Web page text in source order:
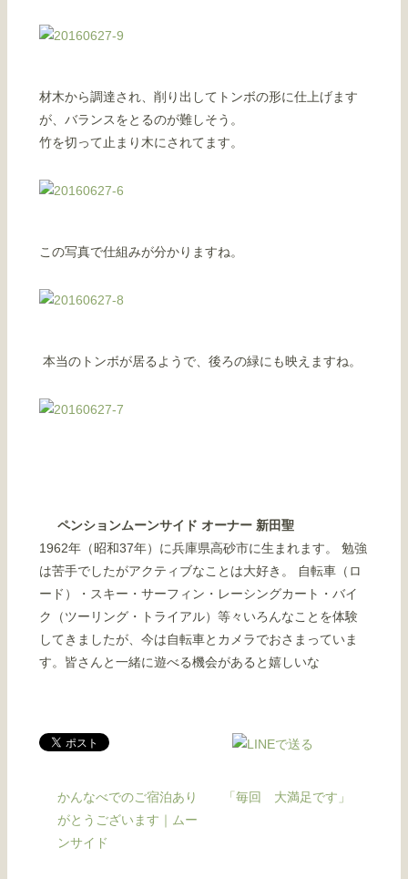
材木から調達され、削り出してトンボの形に仕上げます
が、バランスをとるのが難しそう。
竹を切って止まり木にされてます。
この写真で仕組みが分かりますね。
本当のトンボが居るようで、後ろの緑にも映えますね。
ペンションムーンサイド オーナー 新田聖
1962年（昭和37年）に兵庫県高砂市に生まれます。 勉強
は苦手でしたがアクティブなことは大好き。 自転車（ロ
ード）・スキー・サーフィン・レーシングカート・バイ
ク（ツーリング・トライアル）等々いろんなことを体験
してきましたが、今は自転車とカメラでおさまっていま
す。皆さんと一緒に遊べる機会があると嬉しいな
かんなべでのご宿泊あり
がとうございます｜ムー
ンサイド
「毎回 大満足です」